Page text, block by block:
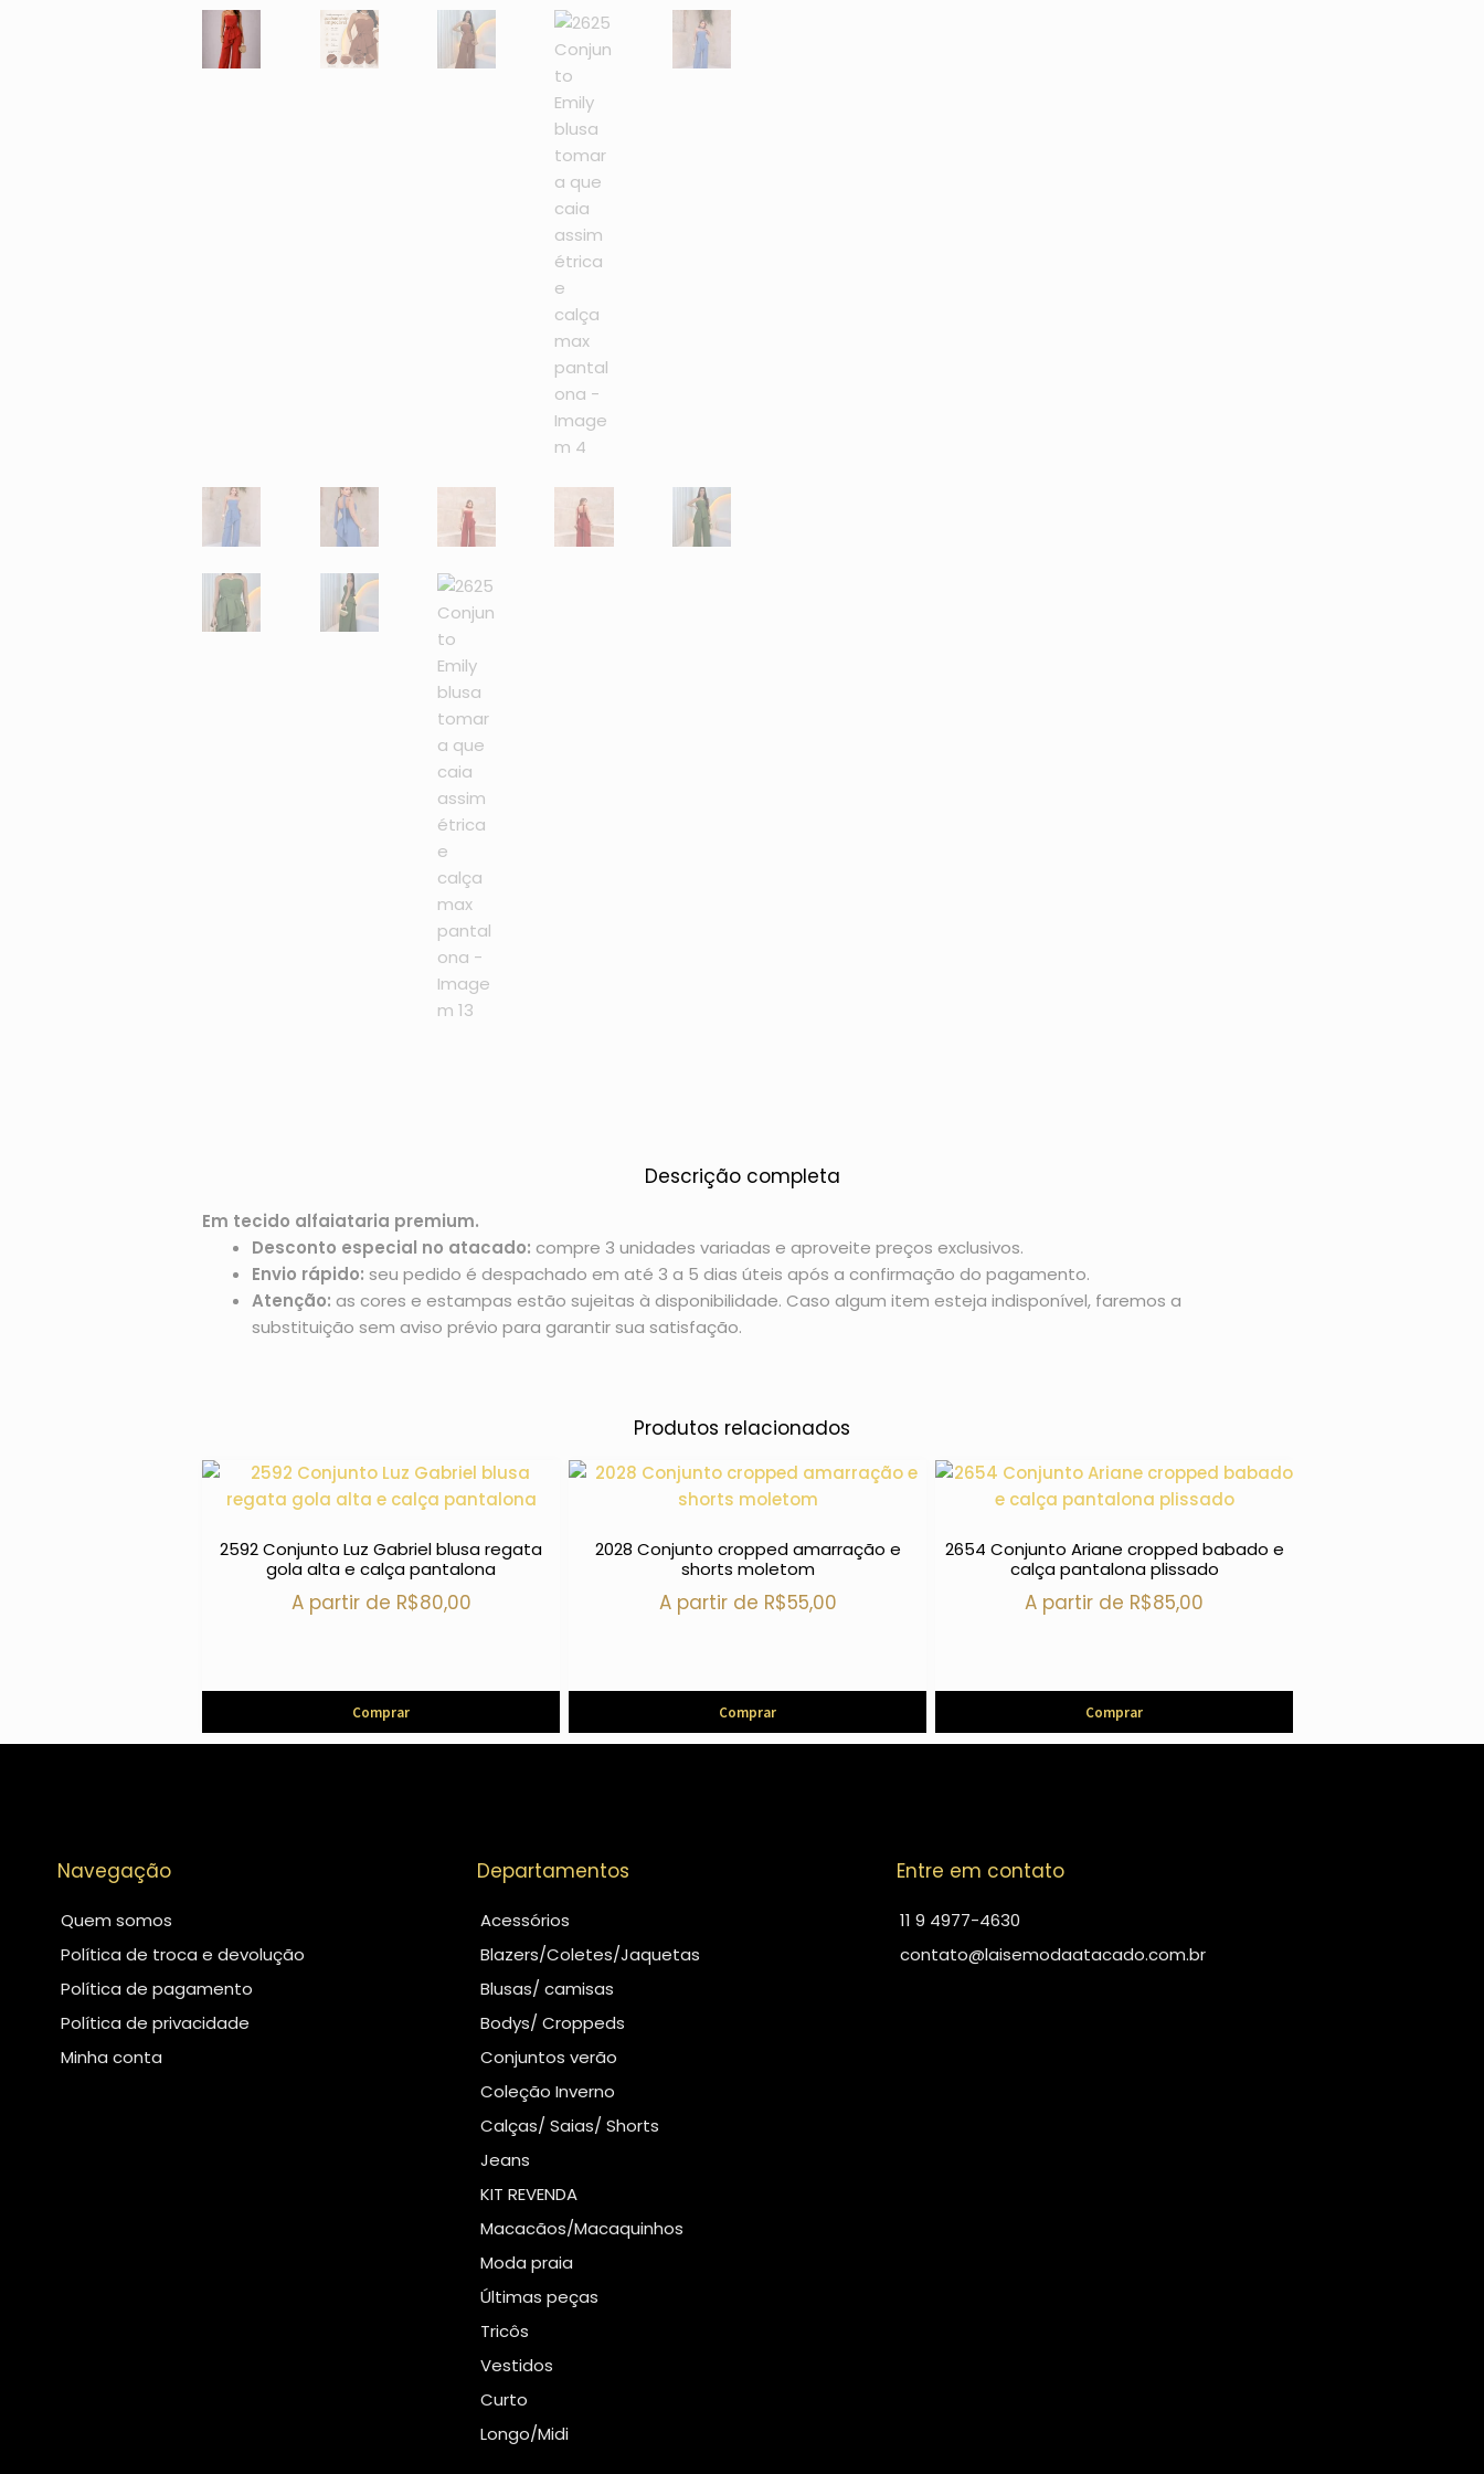
Descrição completa
Em tecido alfaiataria premium.
Desconto especial no atacado: compre 3 unidades variadas e aproveite preços exclusivos.
Envio rápido: seu pedido é despachado em até 3 a 5 dias úteis após a confirmação do pagamento.
Atenção: as cores e estampas estão sujeitas à disponibilidade. Caso algum item esteja indisponível, faremos a
substituição sem aviso prévio para garantir sua satisfação.
Produtos relacionados
2592 Conjunto Luz Gabriel blusa regata
gola alta e calça pantalona
A partir de R$80,00
Comprar
2028 Conjunto cropped amarração e
shorts moletom
A partir de R$55,00
Comprar
2654 Conjunto Ariane cropped babado e
calça pantalona plissado
A partir de R$85,00
Comprar
Navegação
Quem somos
Política de troca e devolução
Política de pagamento
Política de privacidade
Minha conta
Departamentos
Acessórios
Blazers/Coletes/Jaquetas
Blusas/ camisas
Bodys/ Croppeds
Conjuntos verão
Coleção Inverno
Calças/ Saias/ Shorts
Jeans
KIT REVENDA
Macacãos/Macaquinhos
Moda praia
Últimas peças
Tricôs
Vestidos
Curto
Longo/Midi
Entre em contato
11 9 4977-4630
contato@laisemodaatacado.com.br